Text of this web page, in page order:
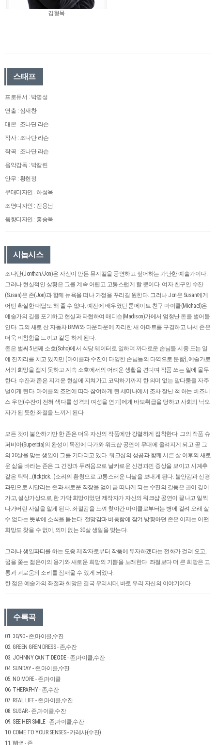
김형묵
스태프
프로듀서 : 박명성
연출 : 심재찬
대본 : 조나단 라슨
작사 : 조나단 라슨
작곡 : 조나단 라슨
음악감독 : 박칼린
안무 : 황현정
무대디자인 : 하성옥
조명디자인 : 진용남
음향디자인 : 홍승욱
시놉시스
조나단(Jonthan/Jon)은 자신이 만든 뮤지컬을 공연하고 싶어하는 가난한 예술가이다.
그러나 현실적인 상황은 그를 계속 어렵고 고통스럽게 할 뿐이다. 여자 친구인 수잔
(Susan)은 존(Jon)과 함께 뉴욕을 떠나 가정을 꾸리길 원한다. 그러나 Jon은 Susan에게
어떤 확실한 대답도 해 줄 수 없다. 예전에 배우였던 룸메이트 친구 마이클(Michael)은
예술가의 길을 포기하고 현실과 타협하여 매디슨(Madison)가에서 엄청난 돈을 벌어들
인다. 그의 새로 산 자동차 BMW와 다운타운에 자리한 새 아파트를 구경하고 나서 존은
더욱 비참함을 느끼고 갈등 하게 된다.
존은 벌써 5년째 소호(Soho)에서 식당 웨이터로 일하며 까다로운 손님들 시중 드는 일
에 진저리를 치고 있지만 (마이클과 수잔이 다양한 손님들의 다역으로 분함), 예술가로
서의 희망을 접지 못하고 계속 소호에서의 어려운 생활을 견디며 작품 쓰는 일에 몰두
한다. 수잔과 존은 지겨운 현실에 지쳐가고 코믹하기까지 한 의미 없는 말다툼을 자주
벌이게 된다. 마이클의 조언에 따라 참여하게 된 세미나에서 조차 잘난 척 하는 비즈니
스 우먼(수잔이 전혀 색다를 성격의 여성을 연기)에게 바보취급을 당하고 사회의 낙오
자가 된 듯한 좌절을 느끼게 된다.
모든 것이 불안하기만 한 존은 더욱 자신의 작품에만 강렬하게 집착한다. 그의 작품 슈
퍼비아(Superbia)의 완성이 목전에 다가와 워크샵 공연이 무대에 올려지게 되고 곧 그
의 30살을 맞는 생일이 그를 기다리고 있다. 워크샵의 성공과 함께 서른 살 이후의 새로
운 삶을 바라는 존은 그 긴장과 두려움으로 날카로운 신경과민 증상을 보이고 시계추
같은 틱틱...(tick,tick...)소리의 환청으로 고통스러운 나날을 보내게 된다. 불안감과 신경
과민으로 시달리는 존과 새로운 직장을 얻어 곧 떠나게 되는 수잔의 갈등은 골이 깊어
가고, 설상가상으로, 한 가닥 희망이었던 제작자가 자신의 워크샵 공연이 끝나고 일찍
나가버린 사실을 알게 된다. 좌절감을 느껴 찾아간 마이클로부터는 병에 걸려 오래 살
수 없다는 뜻밖에 소식을 듣는다. 절망감과 비통함에 잠겨 방황하던 존은 이제는 어떤
희망도 찾을 수 없이, 의미 없는 30살 생일을 맞는다.
그러나 생일파티를 하는 도중 제작자로부터 작품에 투자하겠다는 전화가 걸려 오고,
꿈을 쫓는 젊은이의 용기와 새로운 희망의 기쁨을 노래한다. 좌절보다 더 큰 희망은 고
통과 괴로움의 소리를 잠재울 수 있게 되었다.
한 젊은 예술가의 좌절과 희망은 결국 우리시대, 바로 우리 자신의 이야기이다.
수록곡
01. 30/90 - 존,마이클,수잔
02. GREEN GREN DRESS - 존,수잔
03. JOHNNY CAN`T DECIDE - 존,마이클,수잔
04. SUNDAY - 존,마이클,수잔
05. NO MORE - 존,마이클
06. THERAPHY - 존,수잔
07. REAL LIFE - 존,마이클,수잔
08. SUGAR - 존,마이클,수잔
09. SEE HER SMILE - 존,마이클,수잔
10. COME TO YOUR SENSES - 카레사(수잔)
11. WHY - 존